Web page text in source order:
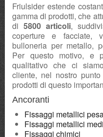
Friulsider estende
gamma di prodotti, che
di 5800 articoli,
coperture e facciate,
bulloneria per metallo,
Per questo motivo, e
qualitativo che ci
cliente, nel nostro
prodotti di questo
Ancoranti
Fissaggi metallici
Fissaggi metallici
Fissaggi chimici